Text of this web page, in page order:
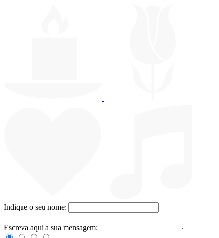
Indique o seu nome:
Escreva aqui a sua mensagem: